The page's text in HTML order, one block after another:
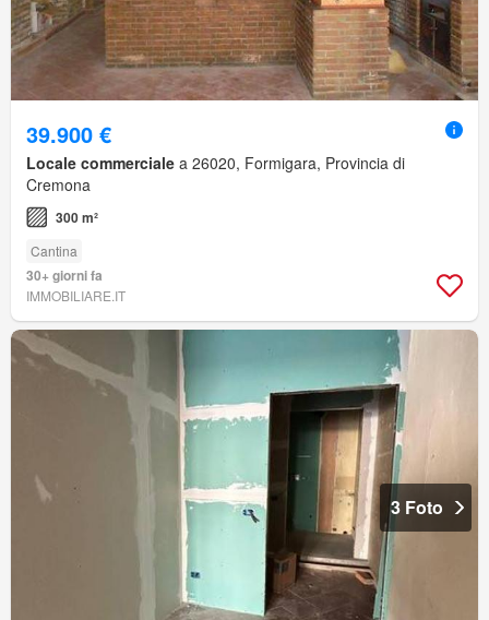
39.900 €
Locale commerciale a 26020, Formigara, Provincia di
Cremona
300 m²
Cantina
30+ giorni fa
IMMOBILIARE.IT
3 Foto